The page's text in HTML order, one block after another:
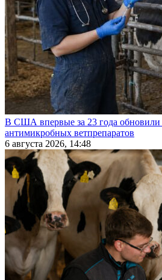
В США впервые за 23 года обновили
антимикробных ветпрепаратов
6 августа 2026, 14:48